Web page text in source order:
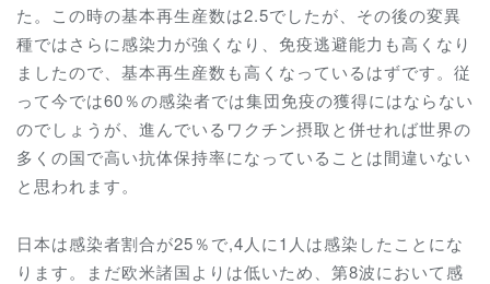
た。この時の基本再生産数は2.5でしたが、その後の変異
種ではさらに感染力が強くなり、免疫逃避能力も高くなり
ましたので、基本再生産数も高くなっているはずです。従
って今では60％の感染者では集団免疫の獲得にはならない
のでしょうが、進んでいるワクチン摂取と併せれば世界の
多くの国で高い抗体保持率になっていることは間違いない
と思われます。
日本は感染者割合が25％で,4人に1人は感染したことにな
ります。まだ欧米諸国よりは低いため、第8波において感